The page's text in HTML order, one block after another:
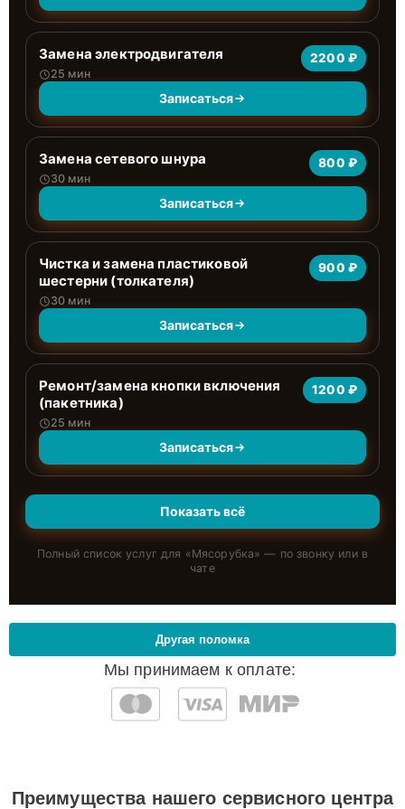
Замена электродвигателя
25 мин
2200 ₽
Записаться
Замена сетевого шнура
30 мин
800 ₽
Записаться
Чистка и замена пластиковой
шестерни (толкателя)
30 мин
900 ₽
Записаться
Ремонт/замена кнопки включения
(пакетника)
25 мин
1200 ₽
Записаться
Показать всё
Полный список услуг для «Мясорубка» — по звонку или в
чате
Мы принимаем к оплате:
Другая поломка
Преимущества нашего сервисного центра